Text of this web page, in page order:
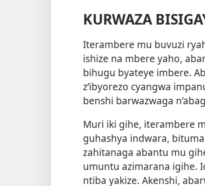
KURWAZA
Iterambere mu buvuzi
ishize na mbere yaho,
bihugu byateye imbere.
z’ibyorezo cyangwa
benshi barwazwaga
Muri iki gihe, iterambere
guhashya indwara,
zahitanaga abantu mu
umuntu azimarana igihe.
ntiba yakize. Akenshi,